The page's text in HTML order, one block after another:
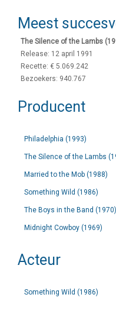
Meest
The Silence of the Lambs
Release: 12 april 1991
Recette: € 5.069.242
Bezoekers: 940.767
Producent
Philadelphia (1993)
The Silence of the Lambs
Married to the Mob (1988)
Something Wild (1986)
The Boys in the Band (1970)
Midnight Cowboy (1969)
Acteur
Something Wild (1986)